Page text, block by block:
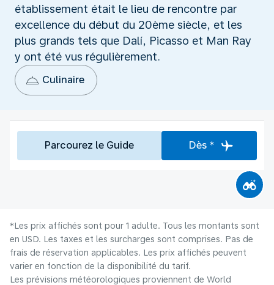
établissement était le lieu de rencontre par
excellence du début du 20ème siècle, et les
plus grands tels que Dalí, Picasso et Man Ray
y ont été vus régulièrement.
Culinaire
Parcourez le Guide Dès *
*Les prix affichés sont pour 1 adulte. Tous les montants sont
en USD. Les taxes et les surcharges sont comprises. Pas de
frais de réservation applicables. Les prix affichés peuvent
varier en fonction de la disponibilité du tarif.
Les prévisions météorologiques proviennent de World